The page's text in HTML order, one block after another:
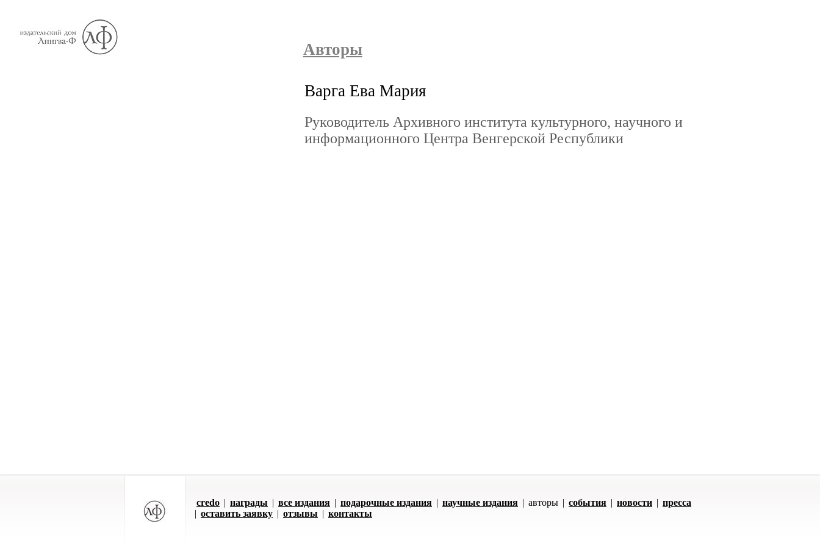
Авторы
Варга Ева Мария
Руководитель Архивного института культурного, научного и
информационного Центра Венгерской Республики
credo | награды | все издания | подарочные издания | научные издания | авторы | события | новости | пресса
| оставить заявку | отзывы | контакты